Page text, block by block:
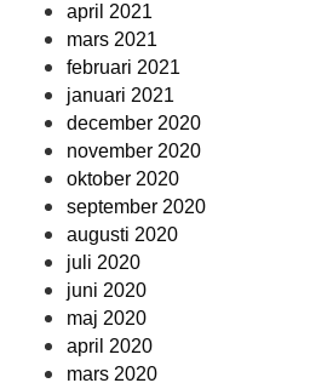
april 2021
mars 2021
februari 2021
januari 2021
december 2020
november 2020
oktober 2020
september 2020
augusti 2020
juli 2020
juni 2020
maj 2020
april 2020
mars 2020